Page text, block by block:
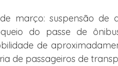
março: suspensão de
do passe de
de
de passageiros de